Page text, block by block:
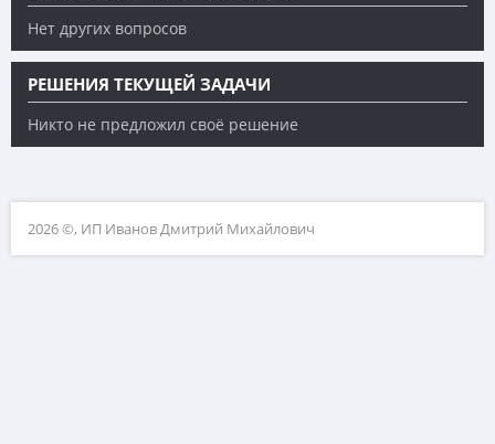
Нет других вопросов
РЕШЕНИЯ ТЕКУЩЕЙ ЗАДАЧИ
Никто не предложил своё решение
2026 ©, ИП Иванов Дмитрий Михайлович